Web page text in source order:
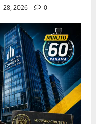
28, 2026 0